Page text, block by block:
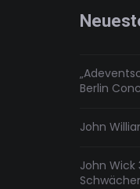
Berlin
John
John Wick